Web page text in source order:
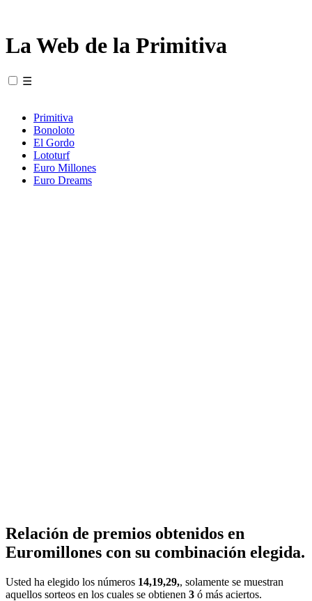
La Web de la Primitiva
☰
Primitiva
Bonoloto
El Gordo
Lototurf
Euro Millones
Euro Dreams
Relación de premios obtenidos en
Euromillones con su combinación elegida.
Usted ha elegido los números 14,19,29,, solamente se muestran
aquellos sorteos en los cuales se obtienen 3 ó más aciertos.